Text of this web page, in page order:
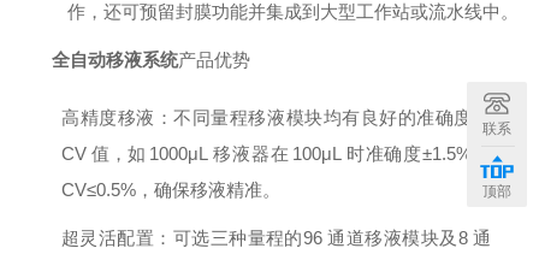
作，还可预留封膜功能并集成到⼤型⼯作站或流⽔线中。
全⾃动移液系统产品优势
⾼精度移液：不同量程移液模块均有良好的准确度和
CV 值，如 1000μL 移液器在 100μL 时准确度±1.5%、
CV≤0.5%，确保移液精准。
超灵活配置：可选三种量程的96 通道移液模块及 8 通
联系
顶部